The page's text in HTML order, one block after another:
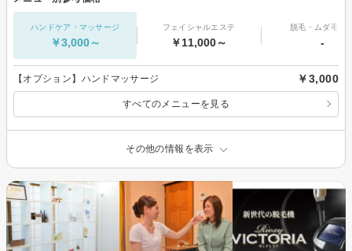
ハンドケア・マッサージ
￥3,000～
フェイシャルエステ
￥11,000～
脱毛・ムダ毛処
-
【オプション】ハンドマッサージ ￥3,000
すべてのメニューを見る
その他の情報を表示